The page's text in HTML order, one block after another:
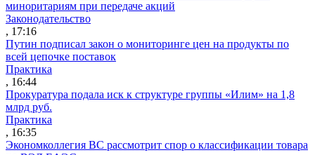
миноритариям при передаче акций
Законодательство
, 17:16
Путин подписал закон о мониторинге цен на продукты по
всей цепочке поставок
Практика
, 16:44
Прокуратура подала иск к структуре группы «Илим» на 1,8
млрд руб.
Практика
, 16:35
Экономколлегия ВС рассмотрит спор о классификации товара